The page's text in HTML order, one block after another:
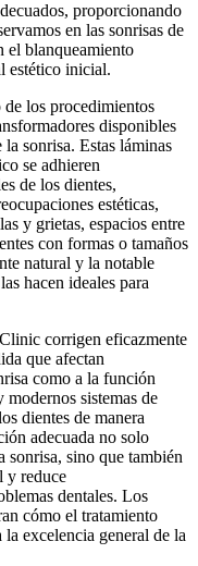
proporcionando
en las sonrisas de
el blanqueamiento
estético inicial.
de los procedimientos
disponibles
sonrisa. Estas láminas
se adhieren
de los dientes,
estéticas,
y grietas, espacios entre
con formas o tamaños
natural y la notable
hacen ideales para
corrigen eficazmente
que afectan
como a la función
sistemas de
dientes de manera
adecuada no solo
sonrisa, sino que también
y reduce
dentales. Los
cómo el tratamiento
excelencia general de la